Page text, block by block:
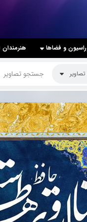
و فضاها هنرمندان